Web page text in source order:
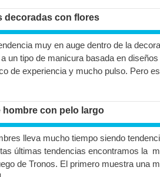
decoradas con flores
muy en auge dentro de la
un tipo de manicura basada en
de experiencia y mucho pulso. Pero
con pelo largo
lleva mucho tiempo siendo
últimas tendencias encontramos la
de Tronos. El primero muestra una